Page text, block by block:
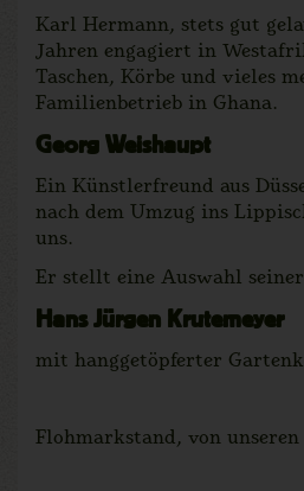
Karl Hermann, stets gut
Jahren engagiert in
Taschen, Körbe und vieles
Familienbetrieb in Ghana.
Georg Weishaupt
Ein Künstlerfreund aus
nach dem Umzug ins
uns.
Er stellt eine Auswahl
Hans Jürgen Krutemeyer
mit hanggetöpferter
Flohmarkstand, von